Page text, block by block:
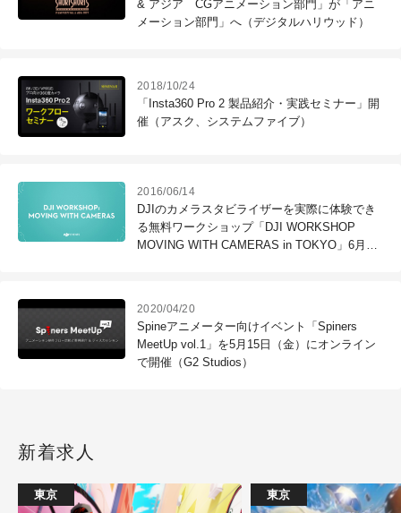
& アジア CGアニメーション部門」が「アニ
メーション部門」へ（デジタルハリウッド）
2018/10/24
「Insta360 Pro 2 製品紹介・実践セミナー」開
催（アスク、システムファイブ）
2016/06/14
DJIのカメラスタビライザーを実際に体験でき
る無料ワークショップ「DJI WORKSHOP
MOVING WITH CAMERAS in TOKYO」6月25
2020/04/20
Spineアニメーター向けイベント「Spiners
MeetUp vol.1」を5月15日（金）にオンライン
で開催（G2 Studios）
新着求人
東京 東京